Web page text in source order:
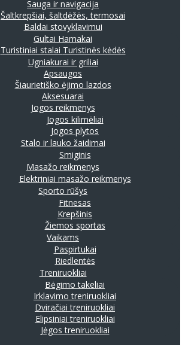
Sauga ir navigacija
Šaltkrepšiai, šaltdėžės, termosai
Baldai stovyklavimui
Gultai Hamakai
Turistiniai stalai Turistinės kėdės
Ugniakurai ir griliai
Apsaugos
Šiaurietiško ėjimo lazdos
Aksesuarai
Jogos reikmenys
Jogos kilimėliai
Jogos plytos
Stalo ir lauko žaidimai
Smiginis
Masažo reikmenys
Elektriniai masažo reikmenys
Sporto rūšys
Fitnesas
Krepšinis
Žiemos sportas
Vaikams
Paspirtukai
Riedlentės
Treniruokliai
Bėgimo takeliai
Irklavimo treniruokliai
Dviračiai treniruokliai
Elipsiniai treniruokliai
Jėgos treniruokliai